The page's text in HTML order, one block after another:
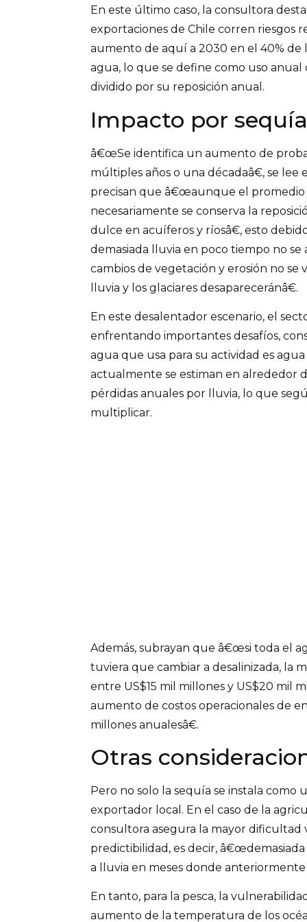
En este último caso, la consultora
exportaciones de Chile corren riesgos
aumento de aquí a 2030 en el 40% de
agua, lo que se define como uso
dividido por su reposición anual.
Impacto por
â€œSe identifica un aumento de
múltiples años o una décadaâ€, se
precisan que â€œaunque el promedio
necesariamente se conserva la
dulce en acuíferos y ríosâ€, esto
demasiada lluvia en poco tiempo no se
cambios de vegetación y erosión no
lluvia y los glaciares desapareceránâ€.
En este desalentador escenario, el
enfrentando importantes desafíos,
agua que usa para su actividad es
actualmente se estiman en alrededor
pérdidas anuales por lluvia, lo que
multiplicar.
Además, subrayan que â€œsi toda el
tuviera que cambiar a desalinizada, la
entre US$15 mil millones y US$20 mil
aumento de costos operacionales de
millones anualesâ€.
Otras
Pero no solo la sequía se instala como
exportador local. En el caso de la
consultora asegura la mayor dificultad
predictibilidad, es decir,
a lluvia en meses donde anteriormente
En tanto, para la pesca, la
aumento de la temperatura de los